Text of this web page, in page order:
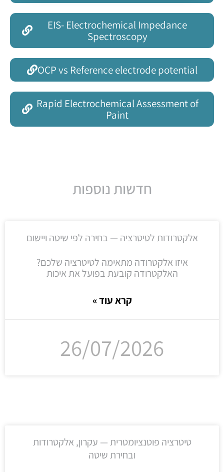
EIS- Electrochemical Impedance
Spectroscopy
OCP vs Reference electrode potential
Rapid Electrochemical Assessment of
Paint
חדשות נוספות
אלקטרודות לטיטרציה — בחירה לפי שיטה ויישום
איזו אלקטרודה מתאימה לטיטרציה שלכם?
האלקטרודה קובעת בפועל את איכות
קרא עוד »
26/07/2026
טיטרציה פוטנציומטרית — עקרון, אלקטרודות
ובחירת שיטה